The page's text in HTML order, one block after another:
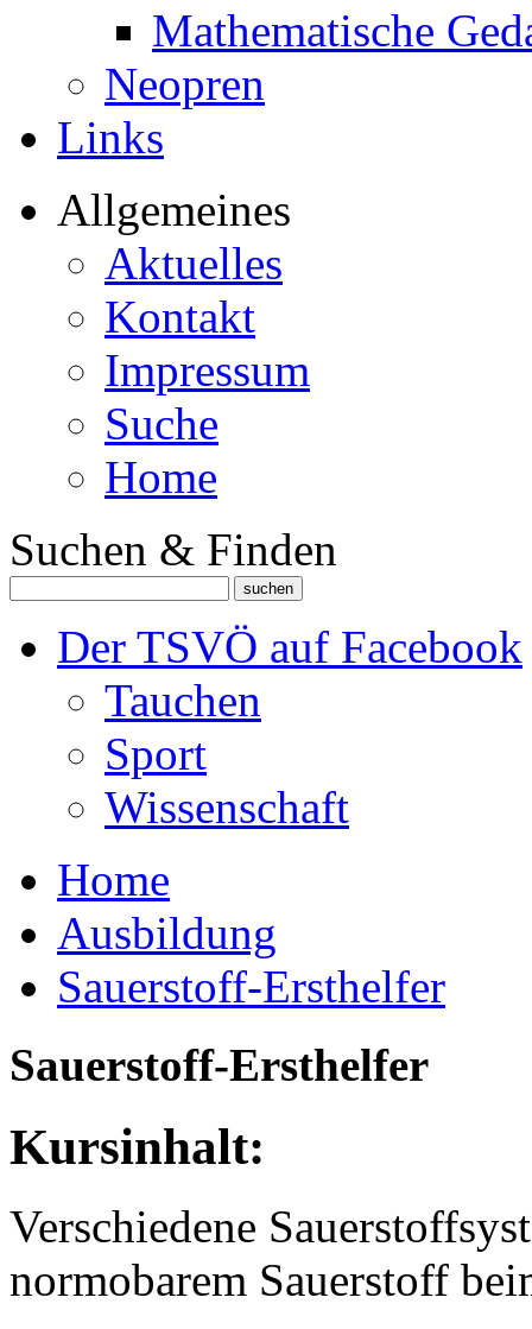
Mathematische
Neopren
Links
Allgemeines
Aktuelles
Kontakt
Impressum
Suche
Home
Suchen & Finden
Der TSVÖ auf Facebook
Tauchen
Sport
Wissenschaft
Home
Ausbildung
Sauerstoff-Ersthelfer
Sauerstoff-Ersthelfer
Kursinhalt:
Verschiedene
normobarem Sauerstoff